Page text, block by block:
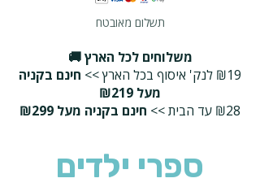
תשלום מאובטח
משלוחים לכל הארץ 🚚
₪19 לנק' איסוף בכל הארץ >>
חינם בקניה
מעל ₪219
₪28 עד הבית >>
חינם בקניה מעל ₪299
ספרי ילדים